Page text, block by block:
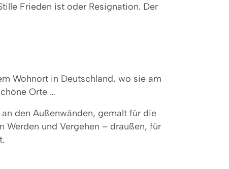
Frieden ist oder Resignation. Der
Wohnort in Deutschland, wo sie am
Orte …
den Außenwänden, gemalt für die
Werden und Vergehen – draußen, für